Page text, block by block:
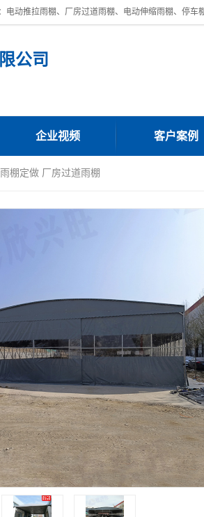
公司
企业视频 客户案例
棚定做 厂房过道雨棚